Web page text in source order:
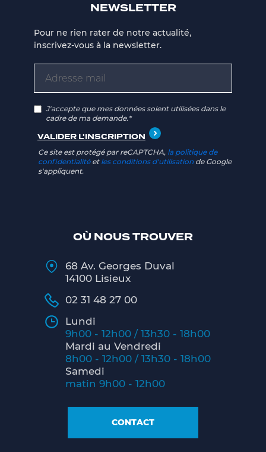
OÙ NOUS TROUVER
68 Av. Georges Duval
14100 Lisieux
02 31 48 27 00
Lundi
9h00 - 12h00 / 13h30 - 18h00
Mardi au Vendredi
8h00 - 12h00 / 13h30 - 18h00
Samedi
matin 9h00 - 12h00
CONTACT
NEWSLETTER
Pour ne rien rater de notre actualité,
inscrivez-vous à la newsletter.
J'accepte que mes données soient utilisées dans le
cadre de ma demande.*
Ce site est protégé par reCAPTCHA, la politique de
confidentialitéet les conditions d'utilisation de Google
s'appliquent.